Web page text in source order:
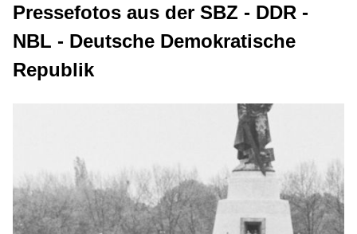
Pressefotos aus der SBZ - DDR -
NBL - Deutsche Demokratische
Republik